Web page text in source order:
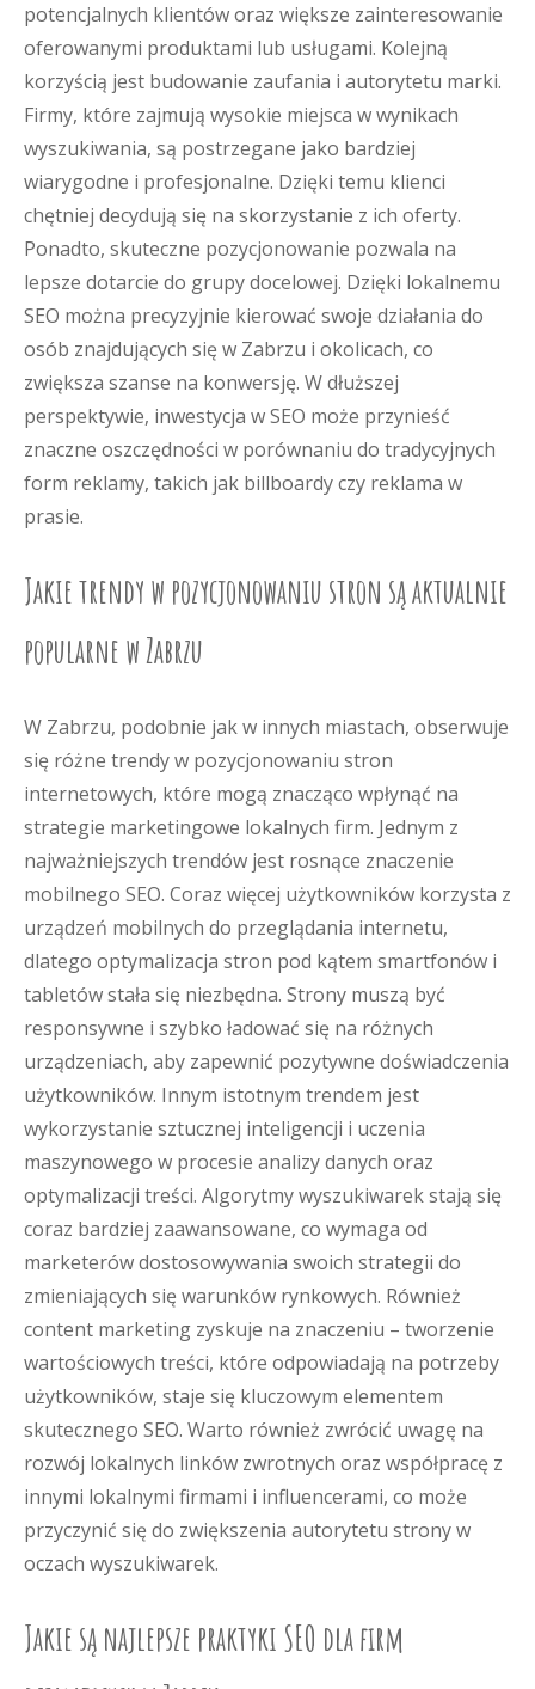
potencjalnych klientów oraz większe zainteresowanie
oferowanymi produktami lub usługami. Kolejną
korzyścią jest budowanie zaufania i autorytetu marki.
Firmy, które zajmują wysokie miejsca w wynikach
wyszukiwania, są postrzegane jako bardziej
wiarygodne i profesjonalne. Dzięki temu klienci
chętniej decydują się na skorzystanie z ich oferty.
Ponadto, skuteczne pozycjonowanie pozwala na
lepsze dotarcie do grupy docelowej. Dzięki lokalnemu
SEO można precyzyjnie kierować swoje działania do
osób znajdujących się w Zabrzu i okolicach, co
zwiększa szanse na konwersję. W dłuższej
perspektywie, inwestycja w SEO może przynieść
znaczne oszczędności w porównaniu do tradycyjnych
form reklamy, takich jak billboardy czy reklama w
prasie.
Jakie trendy w pozycjonowaniu stron są aktualnie
popularne w Zabrzu
W Zabrzu, podobnie jak w innych miastach, obserwuje
się różne trendy w pozycjonowaniu stron
internetowych, które mogą znacząco wpłynąć na
strategie marketingowe lokalnych firm. Jednym z
najważniejszych trendów jest rosnące znaczenie
mobilnego SEO. Coraz więcej użytkowników korzysta z
urządzeń mobilnych do przeglądania internetu,
dlatego optymalizacja stron pod kątem smartfonów i
tabletów stała się niezbędna. Strony muszą być
responsywne i szybko ładować się na różnych
urządzeniach, aby zapewnić pozytywne doświadczenia
użytkowników. Innym istotnym trendem jest
wykorzystanie sztucznej inteligencji i uczenia
maszynowego w procesie analizy danych oraz
optymalizacji treści. Algorytmy wyszukiwarek stają się
coraz bardziej zaawansowane, co wymaga od
marketerów dostosowywania swoich strategii do
zmieniających się warunków rynkowych. Również
content marketing zyskuje na znaczeniu – tworzenie
wartościowych treści, które odpowiadają na potrzeby
użytkowników, staje się kluczowym elementem
skutecznego SEO. Warto również zwrócić uwagę na
rozwój lokalnych linków zwrotnych oraz współpracę z
innymi lokalnymi firmami i influencerami, co może
przyczynić się do zwiększenia autorytetu strony w
oczach wyszukiwarek.
Jakie są najlepsze praktyki SEO dla firm